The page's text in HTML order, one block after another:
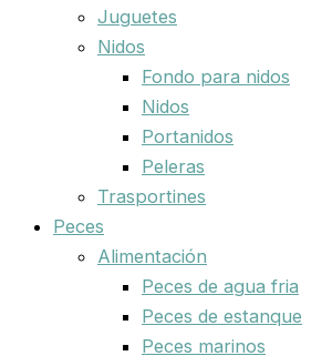
Juguetes
Nidos
Fondo para nidos
Nidos
Portanidos
Peleras
Trasportines
Peces
Alimentación
Peces de agua fria
Peces de estanque
Peces marinos